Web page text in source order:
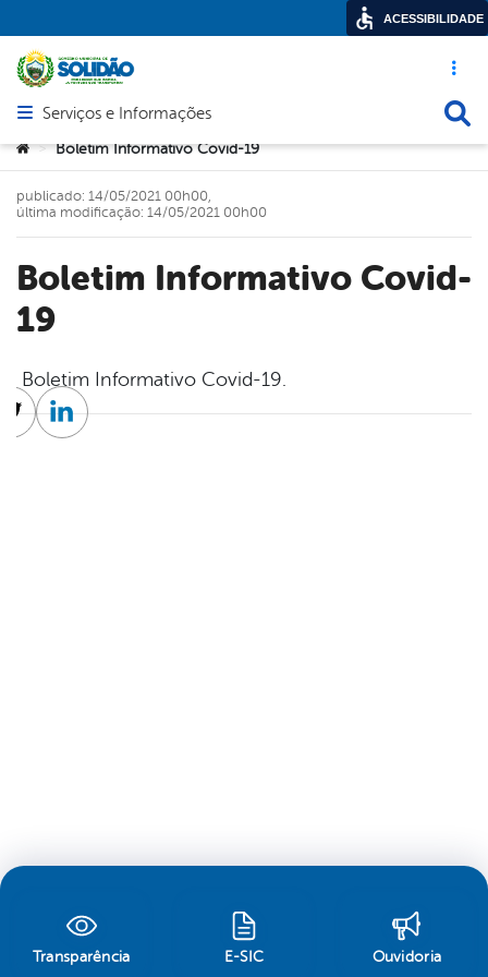
Acesso
Abrir menu principal de navegação
Serviços e Informações
Você está aqui:
> Boletim Informativo Covid-19
Boletim Informativo Covid-
19
publicado: 14/05/2021 00h00,
última modificação: 14/05/2021 00h00
Boletim Informativo Covid-19.
TwitterLinkedin
Transparência E-SIC Ouvidoria
ACESSIBILIDADE